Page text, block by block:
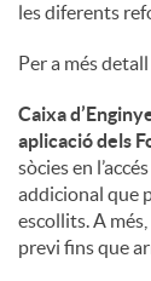
les diferents
Per a més
Caixa
aplicació dels
sòcies en
addicional que
escollits. A
previ fins que